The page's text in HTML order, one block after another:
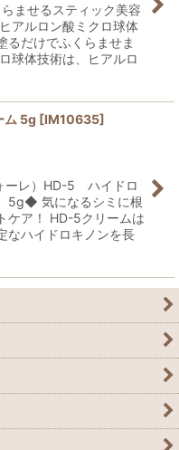
ませるスティック美容
アルロン酸ミクロ球体
るだけでふくらませま
球体技術は、ヒアルロ
5g [IM10635]
ーレ）HD-5 ハイドロ
5g◆ 気になるシミに根
ケア！ HD-5クリームは
なハイドロキノンを長